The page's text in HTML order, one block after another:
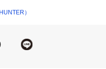
）